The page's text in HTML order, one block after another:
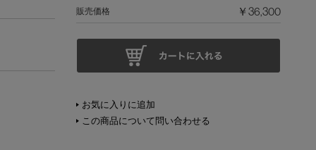
販売価格 ￥36,300
お気に入りに追加
この商品について問い合わせる